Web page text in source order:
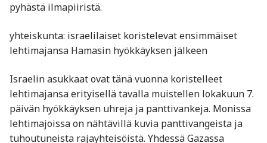
pyhästä ilmapiiristä.
yhteiskunta: israelilaiset koristelevat ensimmäiset
lehtimajansa Hamasin hyökkäyksen jälkeen
Israelin asukkaat ovat tänä vuonna koristelleet
lehtimajansa erityisellä tavalla muistellen lokakuun 7.
päivän hyökkäyksen uhreja ja panttivankeja. Monissa
lehtimajoissa on nähtävillä kuvia panttivangeista ja
tuhoutuneista rajayhteisöistä. Yhdessä Gazassa